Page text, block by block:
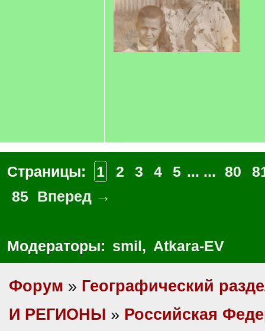
Страницы: 1 2 3 4 5 ... ... 80
85 Вперед →
Модераторы: smil, Atkara-EV
Форум » Географический
И РЕГИОНЫ » Российская